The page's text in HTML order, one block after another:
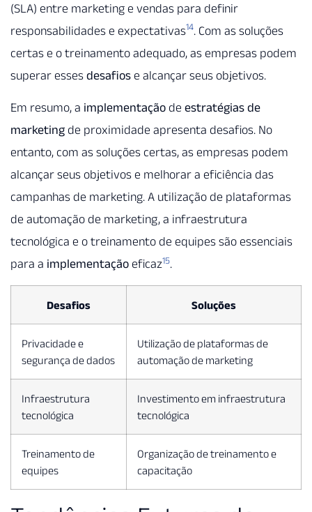
(SLA) entre marketing e vendas para definir
responsabilidades e expectativas14. Com as soluções
certas e o treinamento adequado, as empresas podem
superar esses desafios e alcançar seus objetivos.
Em resumo, a implementação de estratégias de
marketingde proximidade apresenta desafios. No
entanto, com as soluções certas, as empresas podem
alcançar seus objetivos e melhorar a eficiência das
campanhas de marketing. A utilização de plataformas
de automação de marketing, a infraestrutura
tecnológica e o treinamento de equipes são essenciais
para a implementação eficaz15.
Desafios Soluções
Privacidade e
segurança de dados
Utilização de plataformas de
automação de marketing
Infraestrutura
tecnológica
Investimento em infraestrutura
tecnológica
Treinamento de
equipes
Organização de treinamento e
capacitação